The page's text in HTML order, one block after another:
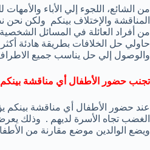
من الشائع، اللجوء إلي الأباء
المناقشة والإختلاف بينكم ولكن
من أفراد العائلة في المسائل
حاولي حل الخلافات بطريقة هادئة
والوصول إلي حل يناسب جميع
تجنب حضور الأطفال أي مناقشة
عند حضور الأطفال أي مناقشة بينكم
الغضب تجاه الأسرة لديهم . وذلك
ويضع الوالدين موضع مقارنة من